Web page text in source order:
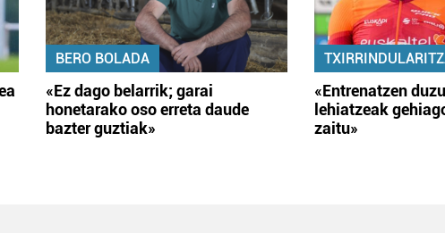
BERO BOLADA
«Ez dago belarrik; garai
honetarako oso erreta daude
bazter guztiak»
«Entrenatzen
lehiatzeak
zaitu»